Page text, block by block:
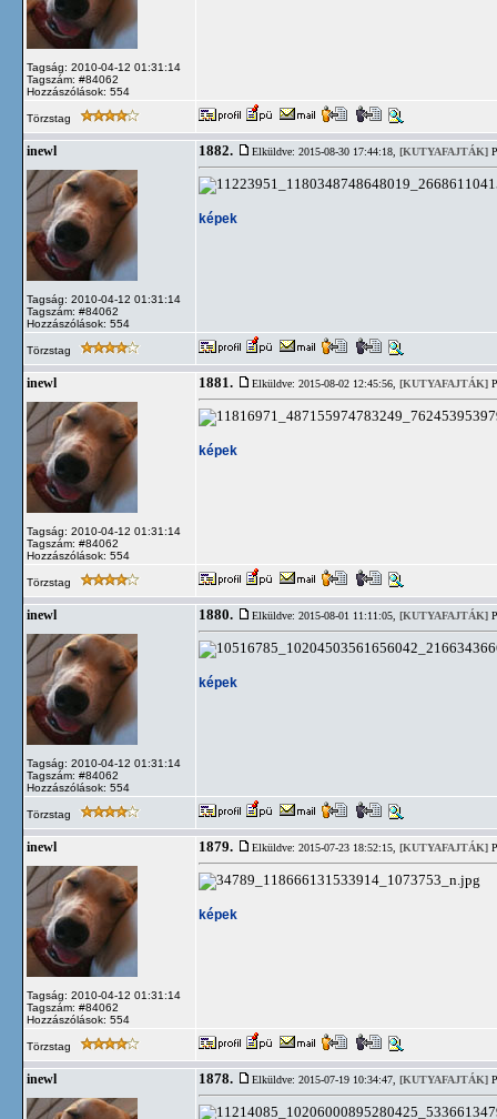
Tagság: 2010-04-12 01:31:14
Tagszám: #84062
Hozzászólások: 554
Törzstag
inewl
Tagság: 2010-04-12 01:31:14
Tagszám: #84062
Hozzászólások: 554
1882. Elküldve: 2015-08-30 17:44:18, [KUTYAFAJTÁK]
képek
Törzstag
inewl
Tagság: 2010-04-12 01:31:14
Tagszám: #84062
Hozzászólások: 554
1881. Elküldve: 2015-08-02 12:45:56, [KUTYAFAJTÁK]
képek
Törzstag
inewl
Tagság: 2010-04-12 01:31:14
Tagszám: #84062
Hozzászólások: 554
1880. Elküldve: 2015-08-01 11:11:05, [KUTYAFAJTÁK]
képek
Törzstag
inewl
Tagság: 2010-04-12 01:31:14
Tagszám: #84062
Hozzászólások: 554
1879. Elküldve: 2015-07-23 18:52:15, [KUTYAFAJTÁK]
képek
Törzstag
inewl 1878. Elküldve: 2015-07-19 10:34:47, [KUTYAFAJTÁK]